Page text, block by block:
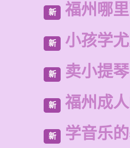
新 福州哪
新 小孩学
新 卖小提
新 福州成
新 学音乐